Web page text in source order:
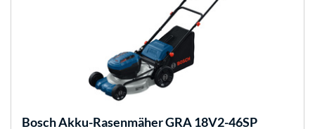
BoschAkku-Rasenmäher GRA 18V2-46SP